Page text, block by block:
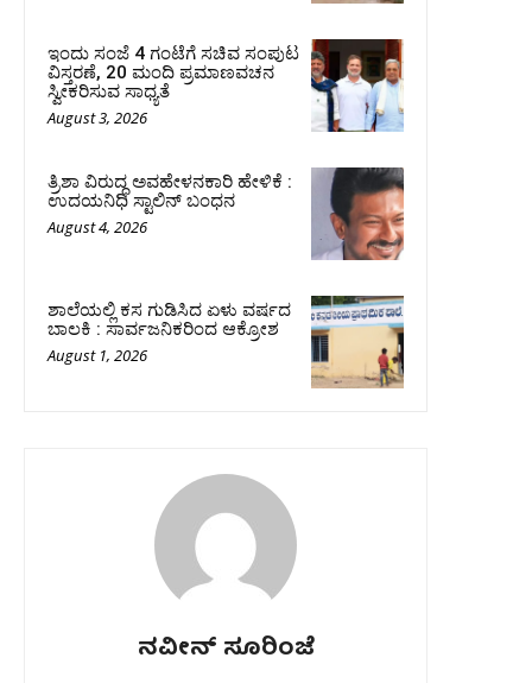
ಇಂದು ಸಂಜೆ 4 ಗಂಟೆಗೆ ಸಚಿವ ಸಂಪುಟ
ವಿಸ್ತರಣೆ, 20 ಮಂದಿ ಪ್ರಮಾಣವಚನ
ಸ್ವೀಕರಿಸುವ ಸಾಧ್ಯತೆ
August 3, 2026
ತ್ರಿಶಾ ವಿರುದ್ಧ ಅವಹೇಳನಕಾರಿ ಹೇಳಿಕೆ :
ಉದಯನಿಧಿ ಸ್ಟಾಲಿನ್‌ ಬಂಧನ
August 4, 2026
ಶಾಲೆಯಲ್ಲಿ ಕಸ ಗುಡಿಸಿದ ಏಳು ವರ್ಷದ
ಬಾಲಕಿ : ಸಾರ್ವಜನಿಕರಿಂದ ಆಕ್ರೋಶ
August 1, 2026
ನವೀನ್ ಸೂರಿಂಜೆ